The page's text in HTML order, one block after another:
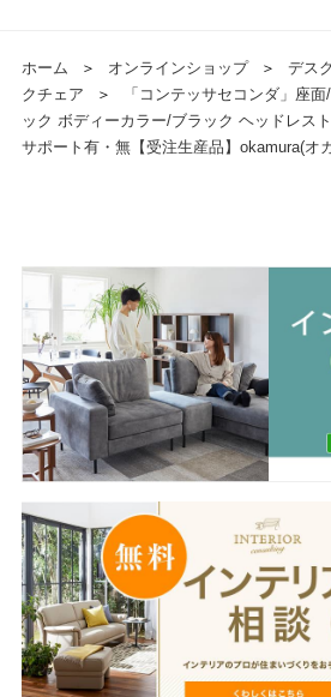
ホーム ＞ オンラインショップ ＞ デス
クチェア
＞
「コンテッサセコンダ」座
ック ボディーカラー/ブラック ヘッドレス
サポート有・無【受注生産品】okamura(オ